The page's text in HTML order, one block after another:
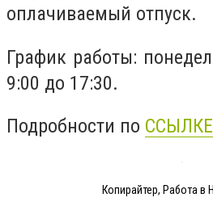
оплачиваемый отпуск.
График работы:
9:00 до 17:30.
Подробности по ССЫЛКЕ
Копирайтер, Работа в